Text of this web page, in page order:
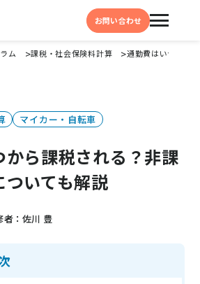
お問い合わせ
ム 課税・社会保険料計算 通勤費はいつから
マイカー・自転車
ら課税される？非課
いても解説
者：佐川 豊